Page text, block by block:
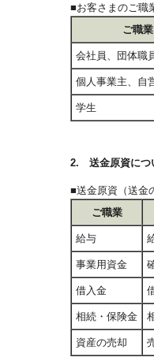
■お客さまのご職
ご職業
会社員、団体職
個人事業主、自
学生
2. 送金原資につ
■送金原資（送金
ご職業
給与
事業用資金
借入金
相続・保険金
資産の売却